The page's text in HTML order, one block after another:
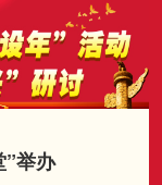
”举办